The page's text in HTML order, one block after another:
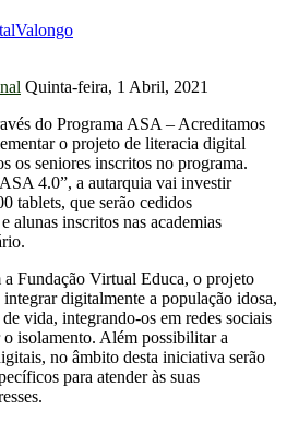
Valongo
Quinta-feira, 1 Abril, 2021
do Programa ASA – Acreditamos
o projeto de literacia digital
os seniores inscritos no programa.
4.0”, a autarquia vai investir
tablets, que serão cedidos
alunas inscritos nas academias
Fundação Virtual Educa, o projeto
digitalmente a população idosa,
vida, integrando-os em redes sociais
isolamento. Além possibilitar a
no âmbito desta iniciativa serão
para atender às suas